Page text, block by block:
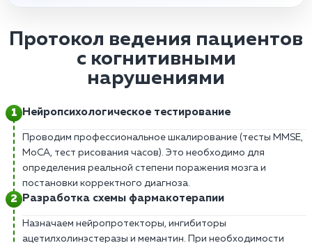
Протокол ведения пациентов
с когнитивными
нарушениями
Нейропсихологическое тестирование
Проводим профессиональное шкалирование (тесты MMSE,
MoCA, тест рисования часов). Это необходимо для
определения реальной степени поражения мозга и
постановки корректного диагноза.
Разработка схемы фармакотерапии
Назначаем нейропротекторы, ингибиторы
ацетилхолинэстеразы и мемантин. При необходимости